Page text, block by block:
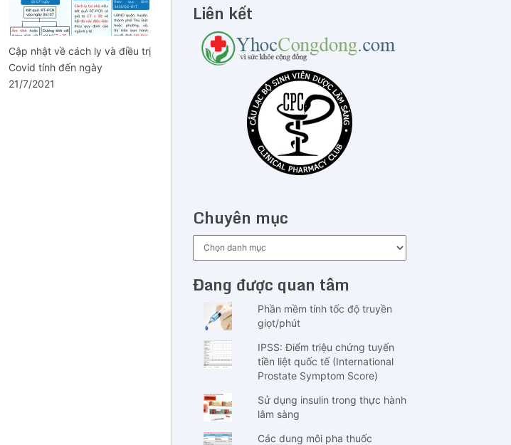
Cập nhật về cách ly và điều trị
Covid tính đến ngày
21/7/2021
Liên kết
Chuyên mục
Đang được quan tâm
Phần mềm tính tốc độ truyền
giọt/phút
IPSS: Điểm triệu chứng tuyến
tiền liệt quốc tế (International
Prostate Symptom Score)
Sử dụng insulin trong thực hành
lâm sàng
Các dung môi pha thuốc